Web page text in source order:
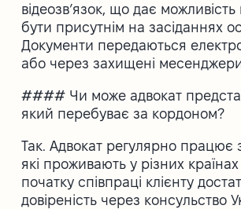
відеозв’язок, що дає можливість
бути присутнім на засіданнях
Документи передаються
або через захищені
#### Чи може адвокат
який перебуває за кордоном?
Так. Адвокат регулярно працює
які проживають у різних країнах
початку співпраці клієнту
довіреність через консульство